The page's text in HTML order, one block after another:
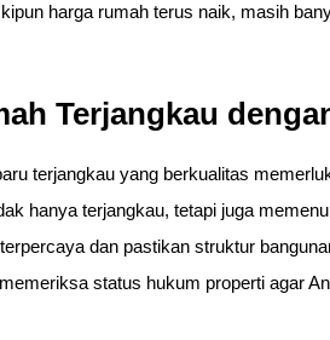
harga rumah terus naik, masih
Terjangkau
terjangkau yang berkualitas
hanya terjangkau, tetapi juga
dan pastikan struktur
status hukum properti agar